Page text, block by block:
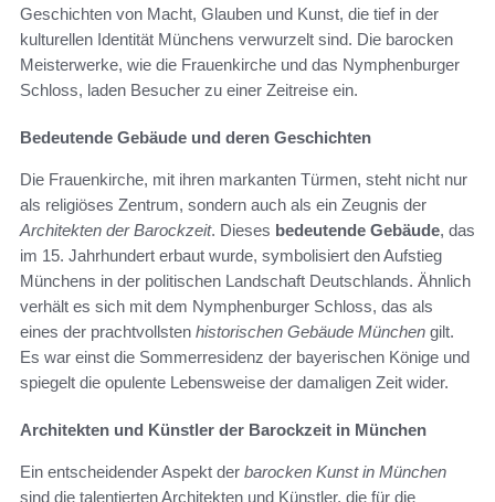
Geschichten von Macht, Glauben und Kunst, die tief in der
kulturellen Identität Münchens verwurzelt sind. Die barocken
Meisterwerke, wie die Frauenkirche und das Nymphenburger
Schloss, laden Besucher zu einer Zeitreise ein.
Bedeutende Gebäude und deren Geschichten
Die Frauenkirche, mit ihren markanten Türmen, steht nicht nur
als religiöses Zentrum, sondern auch als ein Zeugnis der
Architekten der Barockzeit. Dieses bedeutende Gebäude, das
im 15. Jahrhundert erbaut wurde, symbolisiert den Aufstieg
Münchens in der politischen Landschaft Deutschlands. Ähnlich
verhält es sich mit dem Nymphenburger Schloss, das als
eines der prachtvollsten historischen Gebäude München gilt.
Es war einst die Sommerresidenz der bayerischen Könige und
spiegelt die opulente Lebensweise der damaligen Zeit wider.
Architekten und Künstler der Barockzeit in München
Ein entscheidender Aspekt der barocken Kunst in München
sind die talentierten Architekten und Künstler, die für die